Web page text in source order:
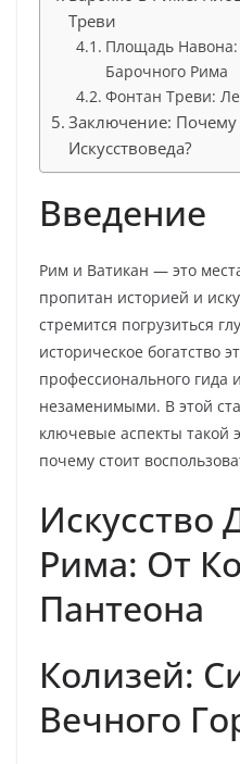
Треви
Площадь
Барочного Рима
Фонтан Треви:
Заключение:
Искусствоведа?
Введение
Рим и Ватикан — это
пропитан историей и
стремится погрузиться
историческое богатство
профессионального гида
незаменимыми. В этой
ключевые аспекты такой
почему стоит
Искусство
Рима: От
Пантеона
Колизей:
Вечного